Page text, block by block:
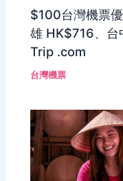
$100台灣機票
雄 HK$716、台
Trip .com
台灣機票